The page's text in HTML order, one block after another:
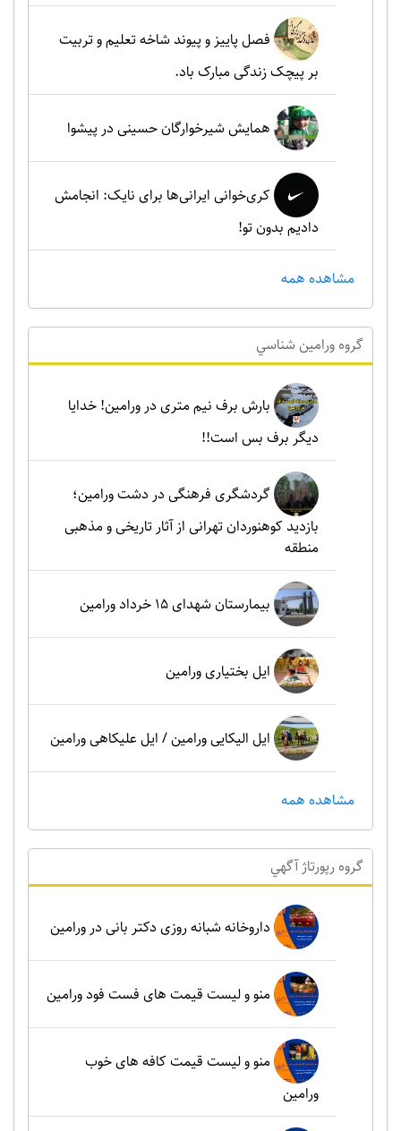
فصل پاییز و پیوند شاخه تعلیم و تربیت
بر پیچک زندگی مبارک باد.
همایش شیرخوارگان حسینی در پیشوا
کری‌خوانی ایرانی‌ها برای نایک: انجامش
دادیم بدون تو!
مشاهده همه
گروه ورامين شناسي
بارش برف نیم متری در ورامین! خدایا
دیگر برف بس است!!
گردشگری فرهنگی در دشت ورامین؛
بازدید کوهنوردان تهرانی از آثار تاریخی و مذهبی
منطقه
بیمارستان شهدای 15 خرداد ورامین
ایل بختیاری ورامین
ایل الیکایی ورامین / ایل علیکاهی ورامین
مشاهده همه
گروه رپورتاژ آگهي
داروخانه شبانه روزی دکتر بانی در ورامین
منو و لیست قیمت های فست فود ورامین
منو و لیست قیمت کافه های خوب
ورامین